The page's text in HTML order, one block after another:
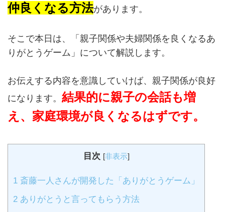
仲良くなる方法があります。
そこで本日は、「親子関係や夫婦関係を良くなるあ
りがとうゲーム」について解説します。
お伝えする内容を意識していけば、親子関係が良好
になります。 結果的に親子の会話も増
え、家庭環境が良くなるはずです。
目次 [非表示]
1 斎藤一人さんが開発した「ありがとうゲーム」
2 ありがとうと言ってもらう方法